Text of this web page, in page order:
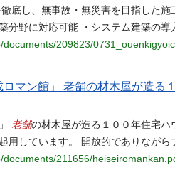
底し、無事故・無災害を目指した
分野に対応可能 ・システム建築の
documents/209823/
マン館」 老舗の材木屋が造る
老舗の材木屋が造る１００年住宅
用しています。 開放的でありながら
documents/211656/